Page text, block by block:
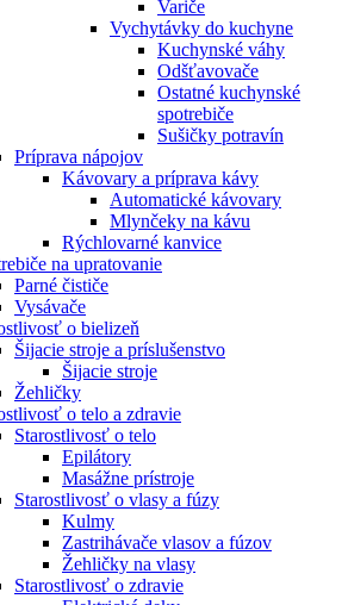
Variče
Vychytávky do kuchyne
Kuchynské váhy
Odšťavovače
Ostatné kuchynské
spotrebiče
Sušičky potravín
Príprava nápojov
Kávovary a príprava kávy
Automatické kávovary
Mlynčeky na kávu
Rýchlovarné kanvice
na upratovanie
Parné čističe
Vysávače
o bielizeň
Šijacie stroje a príslušenstvo
Šijacie stroje
Žehličky
o telo a zdravie
Starostlivosť o telo
Epilátory
Masážne prístroje
Starostlivosť o vlasy a fúzy
Kulmy
Zastrihávače vlasov a fúzov
Žehličky na vlasy
Starostlivosť o zdravie